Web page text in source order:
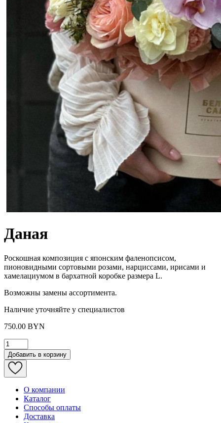
Даная
Роскошная композиция с японским фаленопсисом,
пионовидными сортовыми розами, нарциссами, ирисами и
хамелациумом в бархатной коробке размера L.
Возможны замены ассортимента.
Наличие уточняйте у специалистов
750.00 BYN
Добавить в корзину
О компании
Каталог
Способы оплаты
Доставка